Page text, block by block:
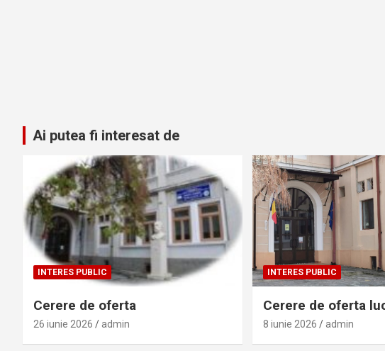
Ai putea fi interesat de
INTERES PUBLIC
Cerere de oferta
26 iunie 2026 admin
INTERES PUBLIC
Cerere de oferta
8 iunie 2026 admin